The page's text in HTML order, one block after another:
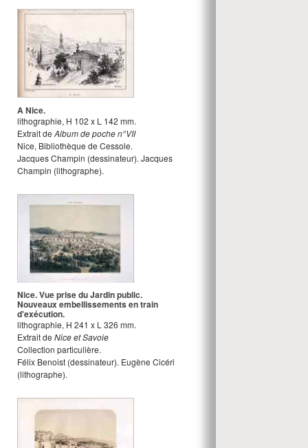
A Nice.
lithographie, H 102 x L 142 mm.
Extrait de Album de poche n°VII
Nice, Bibliothèque de Cessole.
Jacques Champin (dessinateur). Jacques
Champin (lithographe).
Nice. Vue prise du Jardin public.
Nouveaux embellissements en train
d'exécution.
lithographie, H 241 x L 326 mm.
Extrait de Nice et Savoie
Collection particulière.
Félix Benoist (dessinateur). Eugène Cicéri
(lithographe).